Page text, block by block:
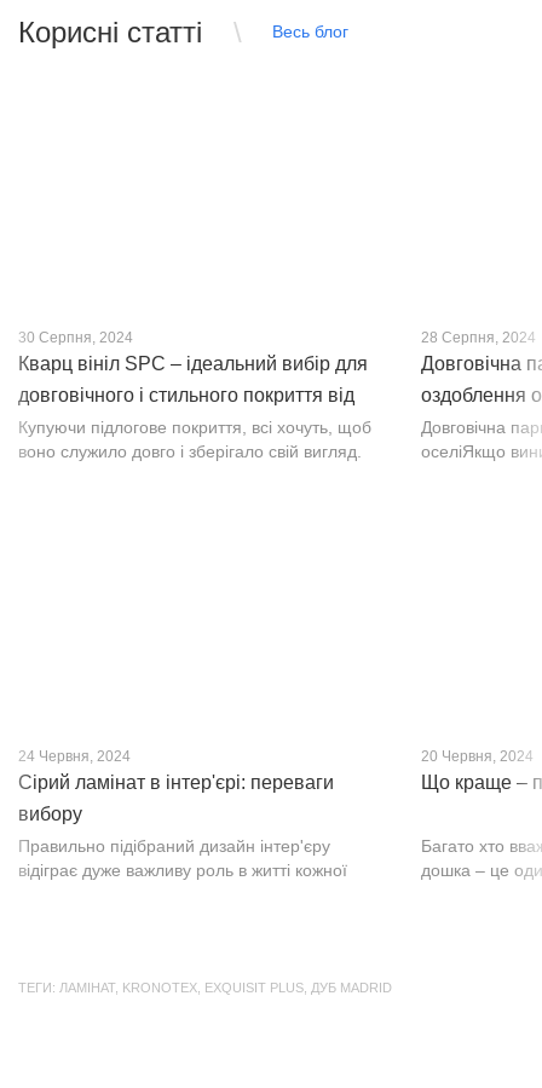
Корисні статті Весь блог
30 Серпня, 2024
Кварц вініл SPC – ідеальний вибір для
довговічного і стильного покриття від
PROFLOOR
Купуючи підлогове покриття, всі хочуть, щоб
воно служило довго і зберігало свій вигляд.
28 Серпня, 2024
Довговічна
оздоблення
Довговічна
оселіЯкщо
24 Червня, 2024
Сірий ламінат в інтер'єрі: переваги
вибору
Правильно підібраний дизайн інтер'єру
відіграє дуже важливу роль в житті кожної
20 Червня, 2024
Що краще –
Багато хто
дошка – це
ТЕГИ: ЛАМІНАТ, KRONOTEX EXQUISIT PLUS ДУБ MADRID